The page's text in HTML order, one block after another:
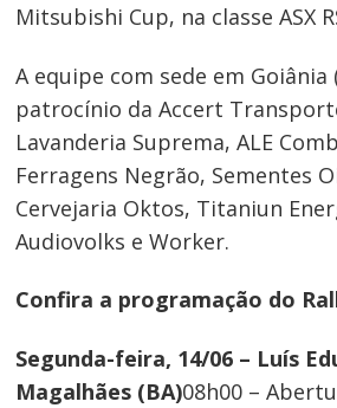
Mitsubishi Cup, na classe ASX
A equipe com sede em Goiânia
patrocínio da Accert
Lavanderia Suprema, ALE
Ferragens Negrão, Sementes
Cervejaria Oktos, Titaniun
Audiovolks e Worker.
Confira a programação do
Segunda-feira, 14/06 – Luís
Magalhães (BA)08h00 –
Navegação
de
Post